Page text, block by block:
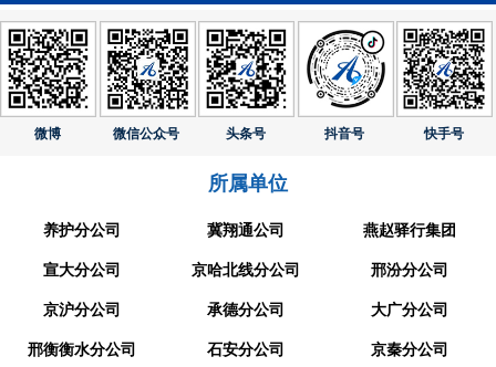
微博 微信公众号 头条号 抖音号 快手号
所属单位
养护分公司 冀翔通公司 燕赵驿行集团
宣大分公司 京哈北线分公司 邢汾分公司
京沪分公司 承德分公司 大广分公司
邢衡衡水分公司 石安分公司 京秦分公司